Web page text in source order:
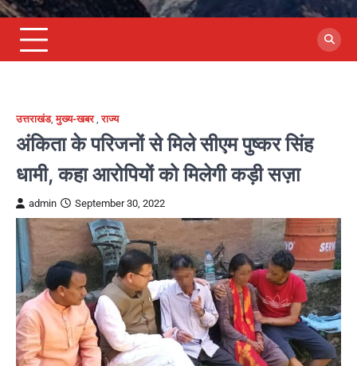
उत्तराखंड,मुख्य-खबर,राज्य
अंकिता के परिजनों से मिले सीएम पुष्कर सिंह
धामी, कहा आरोपियों को मिलेगी कड़ी सज़ा
admin September 30, 2022